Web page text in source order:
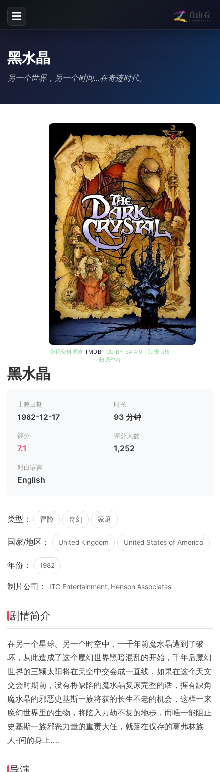
☰
黑水晶
另一个世界，另一个时间...在奇迹时代。
影视资料源自 TMDB· CC BY-SA 4.0 | 海报版权
归原作者
黑水晶
上映日期
1982-12-17
时长
93 分钟
评分
7.1
评分人数
1,252
对白语言
English
类型： 冒险 奇幻 家庭
国家/地区： United Kingdom United States of America
年份： 1982
制片公司： ITC Entertainment, Henson Associates
剧情简介
在另一个星球、另一个时空中，一千年前魔水晶遭到了破
坏，从此造成了这个魔幻世界黑暗混乱的开始，千年后魔幻
世界的三颗太阳将在天空中交会成一直线，如果在这个天文
交会时期前，没有将缺陷的魔水晶复原完整的话，握有缺角
魔水晶的邪恶史基斯一族将获的长生不老的机会，这样一来
魔幻世界里的生物，将陷入万劫不复的地步，而唯一能阻止
史基斯一族邪恶力量的重责大任，就落在仅存的葛弗林族
人-间的身上.....